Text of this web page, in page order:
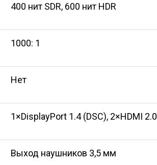
400 нит SDR, 600 нит HDR
1000: 1
Нет
1×DisplayPort 1.4 (DSC), 2×HDMI 2.0
Выход наушников 3,5 мм